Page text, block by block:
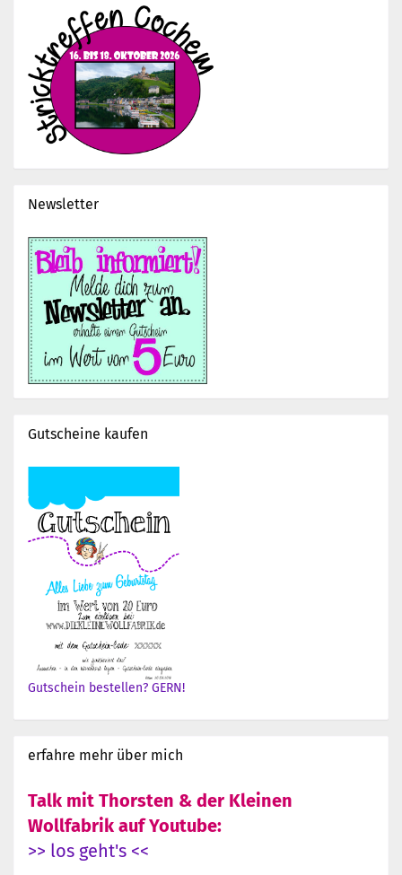
Newsletter
Gutscheine kaufen
Gutschein bestellen? GERN!
erfahre mehr über mich
Talk mit Thorsten & der Kleinen
Wollfabrik auf Youtube:
>> los geht's <<